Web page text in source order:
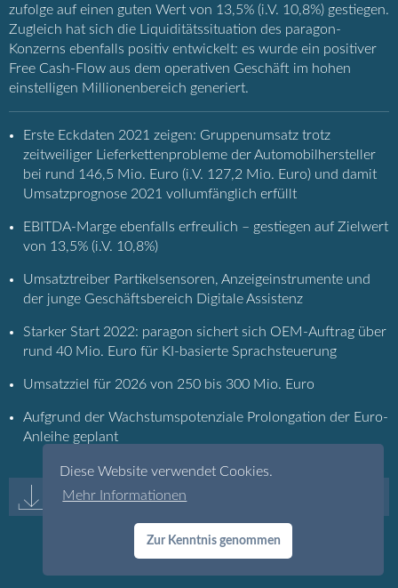
Diese Website verwendet Cookies.
Mehr Informationen
Zur Kenntnis genommen
zufolge auf einen guten Wert von 13,5% (i.V. 10,8%) gestiegen.
Zugleich hat sich die Liquiditätssituation des paragon-
Konzerns ebenfalls positiv entwickelt: es wurde ein positiver
Free Cash-Flow aus dem operativen Geschäft im hohen
einstelligen Millionenbereich generiert.
Erste Eckdaten 2021 zeigen: Gruppenumsatz trotz
zeitweiliger Lieferkettenprobleme der Automobilhersteller
bei rund 146,5 Mio. Euro (i.V. 127,2 Mio. Euro) und damit
Umsatzprognose 2021 vollumfänglich erfüllt
EBITDA-Marge ebenfalls erfreulich – gestiegen auf Zielwert
von 13,5% (i.V. 10,8%)
Umsatztreiber Partikelsensoren, Anzeigeinstrumente und
der junge Geschäftsbereich Digitale Assistenz
Starker Start 2022: paragon sichert sich OEM-Auftrag über
rund 40 Mio. Euro für KI-basierte Sprachsteuerung
Umsatzziel für 2026 von 250 bis 300 Mio. Euro
Aufgrund der Wachstumspotenziale Prolongation der Euro-
Anleihe geplant
Artikel herunterladen (pdf-Dokument)